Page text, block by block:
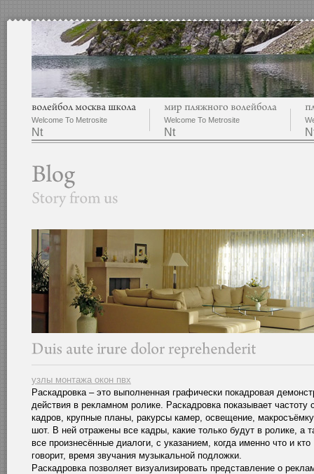
Welcome To Metrosite
Nt
Welcome To Metrosite
Nt
узлы монтажа окон пвх
Раскадровка – это выполненная графически покадровая
действия в рекламном ролике. Раскадровка показывает частоту
кадров, крупные планы, ракурсы камер, освещение,
шот. В ней отражены все кадры, какие только будут в ролике, а
все произнесённые диалоги, с указанием, когда именно что и кто
говорит, время звучания музыкальной подложки.
Раскадровка позволяет визуализировать представление о